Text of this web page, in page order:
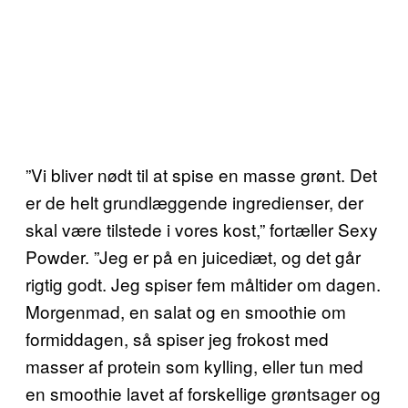
”Vi bliver nødt til at spise en masse grønt. Det
er de helt grundlæggende ingredienser, der
skal være tilstede i vores kost,” fortæller Sexy
Powder. ”Jeg er på en juicediæt, og det går
rigtig godt. Jeg spiser fem måltider om dagen.
Morgenmad, en salat og en smoothie om
formiddagen, så spiser jeg frokost med
masser af protein som kylling, eller tun med
en smoothie lavet af forskellige grøntsager og